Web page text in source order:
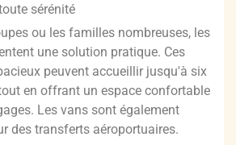
sérénité
ou les familles nombreuses, les
une solution pratique. Ces
peuvent accueillir jusqu'à six
en offrant un espace confortable
Les vans sont également
des transferts aéroportuaires.